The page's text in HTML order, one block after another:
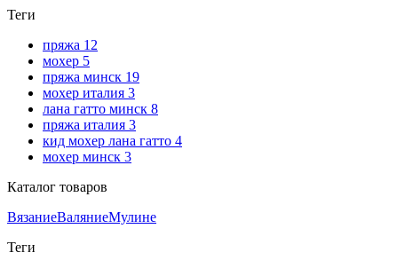
Теги
пряжа 12
мохер 5
пряжа минск 19
мохер италия 3
лана гатто минск 8
пряжа италия 3
кид мохер лана гатто 4
мохер минск 3
Каталог товаров
ВязаниеВаляниеМулине
Теги